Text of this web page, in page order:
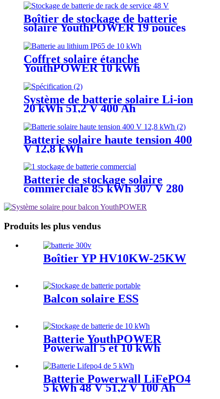
Boîtier de stockage de batterie
solaire YouthPOWER 19 pouces
Coffret solaire étanche
YouthPOWER 10 kWh
Système de batterie solaire Li-ion
20 kWh 51,2 V 400 Ah
Batterie solaire haute tension 400
V 12,8 kWh
Batterie de stockage solaire
commerciale 85 kWh 307 V 280
Produits les plus vendus
Boîtier YP HV10KW-25KW
Balcon solaire ESS
Batterie YouthPOWER
Powerwall 5 et 10 kWh
Batterie Powerwall LiFePO4
5 kWh 48 V 51,2 V 100 Ah